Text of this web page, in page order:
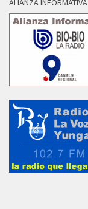
ALIANZA INFORMATIVA